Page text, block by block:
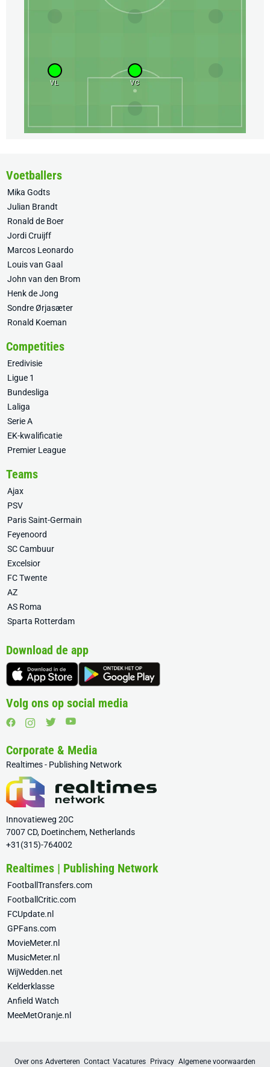
VL VC
Voetballers
Mika Godts
Julian Brandt
Ronald de Boer
Jordi Cruijff
Marcos Leonardo
Louis van Gaal
John van den Brom
Henk de Jong
Sondre Ørjasæter
Ronald Koeman
Competities
Eredivisie
Ligue 1
Bundesliga
Laliga
Serie A
EK-kwalificatie
Premier League
Teams
Ajax
PSV
Paris Saint-Germain
Feyenoord
SC Cambuur
Excelsior
FC Twente
AZ
AS Roma
Sparta Rotterdam
Download de app
Volg ons op social media
Corporate & Media
Realtimes - Publishing Network
Innovatieweg 20C
7007 CD, Doetinchem, Netherlands
+31(315)-764002
Realtimes | Publishing Network
FootballTransfers.com
FootballCritic.com
FCUpdate.nl
GPFans.com
MovieMeter.nl
MusicMeter.nl
WijWedden.net
Kelderklasse
Anfield Watch
MeeMetOranje.nl
Over ons Adverteren Contact Vacatures Privacy Algemene voorwaarden